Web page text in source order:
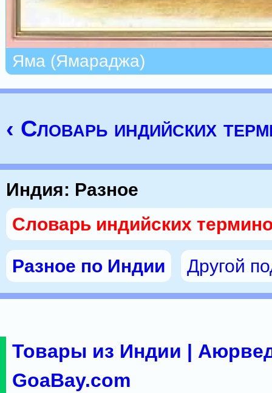
Яма (Ямараджа)
‹ Словарь индийских
Индия: Разное
Словарь индийских
Разное по Индии Другой
Товары из Индии |
GoaBay.com